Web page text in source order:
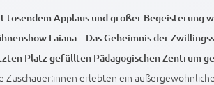
tosendem Applaus und großer Begeisterung
Laiana – Das Geheimnis der
Platz gefüllten Pädagogischen Zentrum
Zuschauer:innen erlebten ein